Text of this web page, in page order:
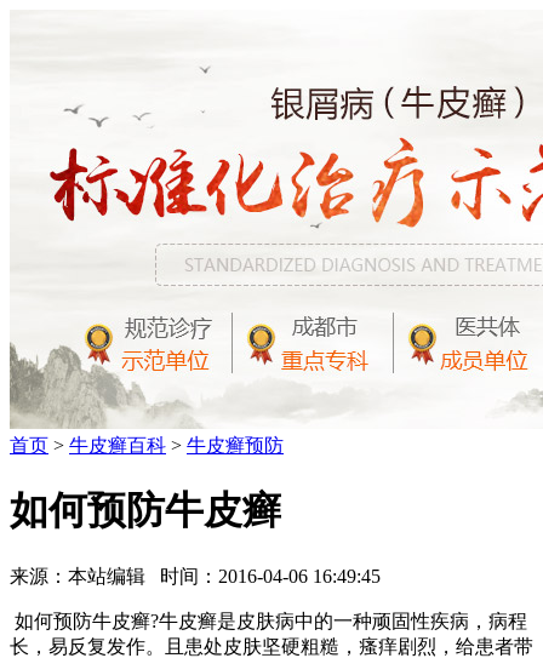
首页 > 牛皮癣百科 > 牛皮癣预防
如何预防牛皮癣
来源：本站编辑 时间：2016-04-06 16:49:45
如何预防牛皮癣?牛皮癣是皮肤病中的一种顽固性疾病，病程
长，易反复发作。且患处皮肤坚硬粗糙，瘙痒剧烈，给患者带